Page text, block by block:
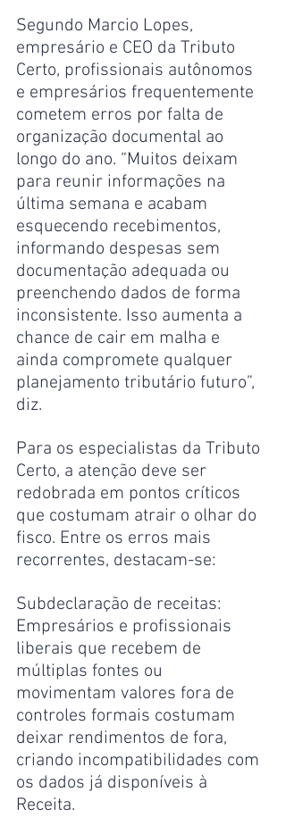
Segundo Marcio Lopes,
empresário e CEO da Tributo
Certo, profissionais autônomos
e empresários frequentemente
cometem erros por falta de
organização documental ao
longo do ano. “Muitos deixam
para reunir informações na
última semana e acabam
esquecendo recebimentos,
informando despesas sem
documentação adequada ou
preenchendo dados de forma
inconsistente. Isso aumenta a
chance de cair em malha e
ainda compromete qualquer
planejamento tributário futuro”,
diz.
Para os especialistas da Tributo
Certo, a atenção deve ser
redobrada em pontos críticos
que costumam atrair o olhar do
fisco. Entre os erros mais
recorrentes, destacam-se:
Subdeclaração de receitas:
Empresários e profissionais
liberais que recebem de
múltiplas fontes ou
movimentam valores fora de
controles formais costumam
deixar rendimentos de fora,
criando incompatibilidades com
os dados já disponíveis à
Receita.